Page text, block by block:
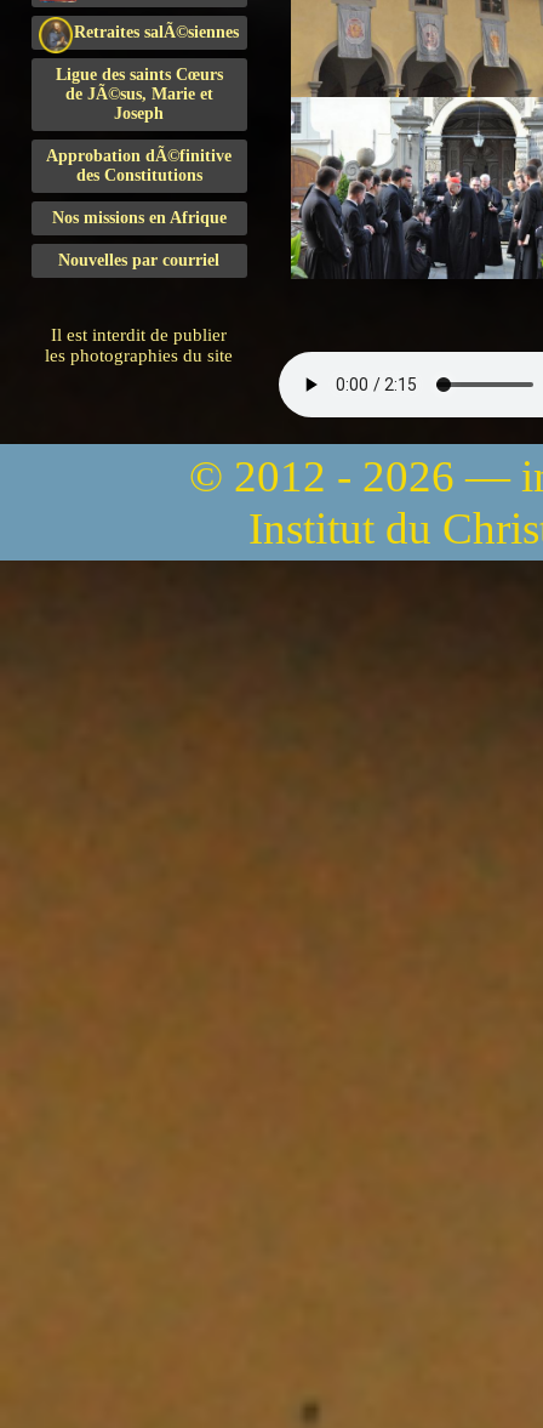
Retraites salÃ©siennes
Ligue des saints Cœurs
de JÃ©sus, Marie et
Joseph
Approbation dÃ©finitive
des Constitutions
Nos missions en Afrique
Nouvelles par courriel
Il est interdit de publier
les photographies du site
© 2012 - 2026 —
Institut du